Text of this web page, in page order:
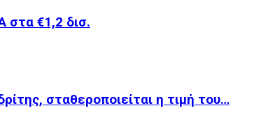
στα €1,2 δισ.
σταθεροποιείται η τιμή του…